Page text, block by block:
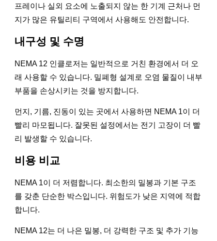
프레이나 실외 요소에 노출되지 않는 한 기계 근처나 먼
지가 많은 유틸리티 구역에서 사용해도 안전합니다.
내구성 및 수명
NEMA 12 인클로저는 일반적으로 거친 환경에서 더 오
래 사용할 수 있습니다. 밀폐형 설계로 오염 물질이 내부
부품을 손상시키는 것을 방지합니다.
먼지, 기름, 진동이 있는 곳에서 사용하면 NEMA 1이 더
빨리 마모됩니다. 잘못된 설정에서는 전기 고장이 더 빨
리 발생할 수 있습니다.
비용 비교
NEMA 1이 더 저렴합니다. 최소한의 밀봉과 기본 구조
를 갖춘 단순한 박스입니다. 위험도가 낮은 지역에 적합
합니다.
NEMA 12는 더 나은 밀봉, 더 강력한 구조 및 추가 기능